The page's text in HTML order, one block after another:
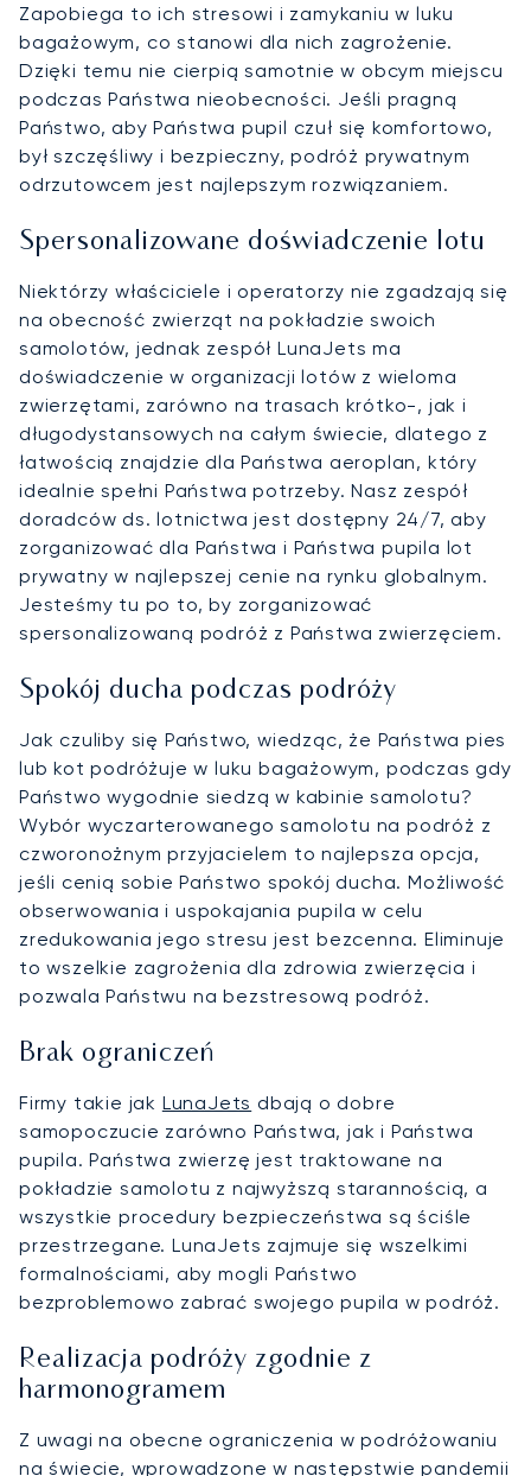
Zapobiega to ich stresowi i zamykaniu w luku
bagażowym, co stanowi dla nich zagrożenie.
Dzięki temu nie cierpią samotnie w obcym miejscu
podczas Państwa nieobecności. Jeśli pragną
Państwo, aby Państwa pupil czuł się komfortowo,
był szczęśliwy i bezpieczny, podróż prywatnym
odrzutowcem jest najlepszym rozwiązaniem.
Spersonalizowane doświadczenie lotu
Niektórzy właściciele i operatorzy nie zgadzają się
na obecność zwierząt na pokładzie swoich
samolotów, jednak zespół LunaJets ma
doświadczenie w organizacji lotów z wieloma
zwierzętami, zarówno na trasach krótko-, jak i
długodystansowych na całym świecie, dlatego z
łatwością znajdzie dla Państwa aeroplan, który
idealnie spełni Państwa potrzeby. Nasz zespół
doradców ds. lotnictwa jest dostępny 24/7, aby
zorganizować dla Państwa i Państwa pupila lot
prywatny w najlepszej cenie na rynku globalnym.
Jesteśmy tu po to, by zorganizować
spersonalizowaną podróż z Państwa zwierzęciem.
Spokój ducha podczas podróży
Jak czuliby się Państwo, wiedząc, że Państwa pies
lub kot podróżuje w luku bagażowym, podczas gdy
Państwo wygodnie siedzą w kabinie samolotu?
Wybór wyczarterowanego samolotu na podróż z
czworonożnym przyjacielem to najlepsza opcja,
jeśli cenią sobie Państwo spokój ducha. Możliwość
obserwowania i uspokajania pupila w celu
zredukowania jego stresu jest bezcenna. Eliminuje
to wszelkie zagrożenia dla zdrowia zwierzęcia i
pozwala Państwu na bezstresową podróż.
Brak ograniczeń
Firmy takie jak LunaJets dbają o dobre
samopoczucie zarówno Państwa, jak i Państwa
pupila. Państwa zwierzę jest traktowane na
pokładzie samolotu z najwyższą starannością, a
wszystkie procedury bezpieczeństwa są ściśle
przestrzegane. LunaJets zajmuje się wszelkimi
formalnościami, aby mogli Państwo
bezproblemowo zabrać swojego pupila w podróż.
Realizacja podróży zgodnie z
harmonogramem
Z uwagi na obecne ograniczenia w podróżowaniu
na świecie, wprowadzone w następstwie pandemii